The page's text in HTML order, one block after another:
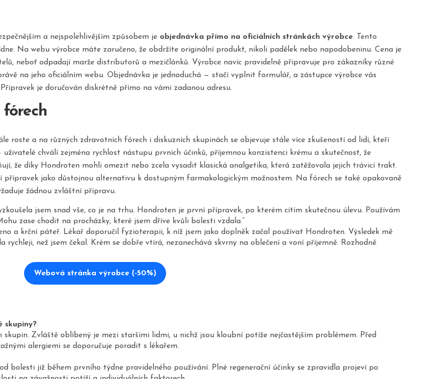
a nejspolehlivějším způsobem je objednávka přímo na oficiálních stránkách výrobce. Tento
Na webu výrobce máte zaručeno, že obdržíte originální produkt, nikoli padělek nebo napodobeninu. Cena je
neboť odpadají marže distributorů a mezičlánků. Výrobce navíc pravidelně připravuje pro zákazníky různé
na jeho oficiálním webu. Objednávka je jednoduchá — stačí vyplnit formulář, a zástupce výrobce vás
je doručován diskrétně přímo na vámi zadanou adresu.
fórech
roste a na různých zdravotních fórech i diskuzních skupinách se objevuje stále více zkušeností od lidí, kteří
chválí zejména rychlost nástupu prvních účinků, příjemnou konzistenci krému a skutečnost, že
že díky Hondroten mohli omezit nebo zcela vysadit klasická analgetika, která zatěžovala jejich trávicí trakt.
jako důstojnou alternativu k dostupným farmakologickým možnostem. Na fórech se také opakovaně
žádnou zvláštní přípravu.
jsem snad vše, co je na trhu. Hondroten je první přípravek, po kterém cítím skutečnou úlevu. Používám
zase chodit na procházky, které jsem dříve kvůli bolesti vzdala.“
a krční páteř. Lékař doporučil fyzioterapii, k níž jsem jako doplněk začal používat Hondroten. Výsledek mě
než jsem čekal. Krém se dobře vtírá, nezanechává skvrny na oblečení a voní příjemně. Rozhodně
Webová stránka výrobce (-50%)
skupiny?
skupin. Zvláště oblíbený je mezi staršími lidmi, u nichž jsou kloubní potíže nejčastějším problémem. Před
alergiemi se doporučuje poradit s lékařem.
bolesti již během prvního týdne pravidelného používání. Plné regenerační účinky se zpravidla projeví po